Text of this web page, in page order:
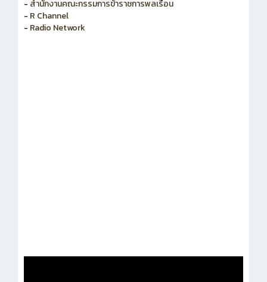
- สำนักงานคณะกรรมการข้าราชการพลเรือน
- R Channel
- Radio Network